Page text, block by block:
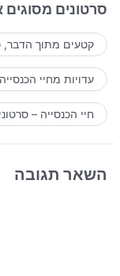
סרטונים מסוגים
קטעים מתוך הדבר,
עדויות מחיי הכנסייה
חיי הכנסייה –
השאר תגובה